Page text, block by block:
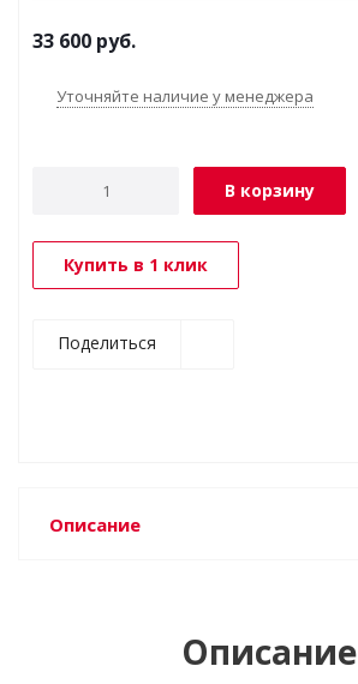
33 600 руб.
Уточняйте наличие у менеджера
В корзину
Купить в 1 клик
Поделиться
Описание
Описание